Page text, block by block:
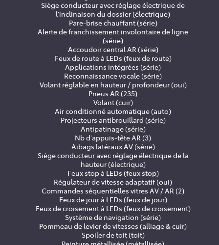
Siège conducteur avec réglage électrique de
l'inclinaison du dossier (électrique)
Pare-brise chauffant (série)
Alerte de franchissement involontaire de ligne
(série)
Accoudoir central AR (série)
Feux de route à LEDs (feux de route)
Applications intégrées (série)
Reconnaissance vocale (série)
Volant réglable en hauteur / profondeur (oui)
Pneus AR (235)
Volant (cuir)
Air conditionné automatique (auto)
Projecteurs antibrouillard (série)
Antipatinage (série)
Nb d'appuis-tête AR (3)
Aibags latéraux AV (série)
Siège conducteur avec réglage électrique de la
hauteur (électrique)
Feux stop à LEDs (feux stop)
Régulateur de vitesse adaptatif (oui)
Commandes séquentielles vitres AV / AR (2)
Feux de jour à LEDs (feux de jour)
Feux de croisement à LEDs (feux de croisement)
Système de navigation (série)
Pommeau de levier de vitesses (alliage & cuir)
Spoiler de toit (toit)